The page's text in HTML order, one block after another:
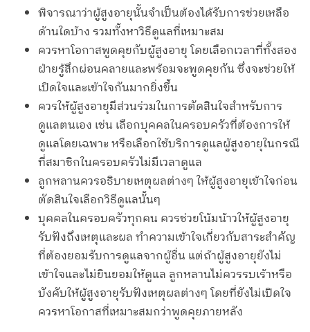
พิจารณาว่าผู้สูงอายุนั้นจำเป็นต้องได้รับการช่วยเหลือ
ด้านใดบ้าง รวมทั้งหาวิธีดูแลที่เหมาะสม
ควรหาโอกาสพูดคุยกับผู้สูงอายุ โดยเลือกเวลาที่ทั้งสอง
ฝ่ายรู้สึกผ่อนคลายและพร้อมจะพูดคุยกัน ซึ่งจะช่วยให้
เปิดใจและเข้าใจกันมากยิ่งขึ้น
ควรให้ผู้สูงอายุมีส่วนร่วมในการตัดสินใจสำหรับการ
ดูแลตนเอง เช่น เลือกบุคคลในครอบครัวที่ต้องการให้
ดูแลโดยเฉพาะ หรือเลือกใช้บริการดูแลผู้สูงอายุในกรณี
ที่สมาชิกในครอบครัวไม่มีเวลาดูแล
ลูกหลานควรอธิบายเหตุผลต่างๆ ให้ผู้สูงอายุเข้าใจก่อน
ตัดสินใจเลือกวิธีดูแลนั้นๆ
บุคคลในครอบครัวทุกคน ควรช่วยโน้มน้าวให้ผู้สูงอายุ
รับฟังถึงเหตุและผล ทำความเข้าใจเกี่ยวกับสาระสำคัญ
ที่ต้องยอมรับการดูแลจากผู้อื่น แต่ถ้าผู้สูงอายุยังไม่
เข้าใจและไม่ยินยอมให้ดูแล ลูกหลานไม่ควรรบเร้าหรือ
บังคับให้ผู้สูงอายุรับฟังเหตุผลต่างๆ โดยที่ยังไม่เปิดใจ
ควรหาโอกาสที่เหมาะสมกว่าพูดคุยภายหลัง